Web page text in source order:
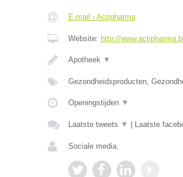
E-mail › Actipharma
Website: http://
Apotheek ▼
Gezondheidsproducten,
Openingstijden ▼
Laatste tweets ▼ Laatste
Sociale media: